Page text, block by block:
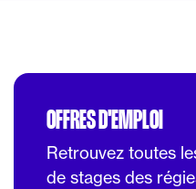
OFFRES D'EMPLOI
Retrouvez toutes
de stages des